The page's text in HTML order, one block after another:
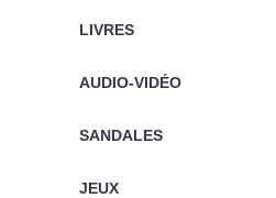
LIVRES
AUDIO-VIDÉO
SANDALES
JEUX